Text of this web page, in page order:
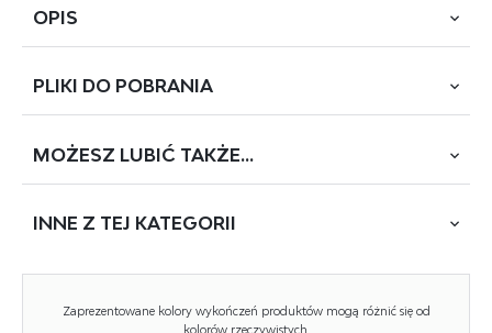
OPIS
wymiary: 77/40/82 cm, materiał: płyta meblowa
sonoma / biały
Materiał: płyta meblowa laminowana
PLIKI DO POBRANIA
LIMA-KM1
Zaprezentowane kolory wykończeń produktów mogą różnić się od
kolorów rzeczywistych.
MOŻESZ LUBIĆ TAKŻE...
INNE Z TEJ KATEGORII